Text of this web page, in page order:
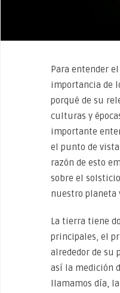
Para entender
importancia de
porqué de su
culturas y
importante
el punto de
razón de esto
sobre el
nuestro planeta
La tierra tiene
principales, el
alrededor de su
así la medición
llamamos día,